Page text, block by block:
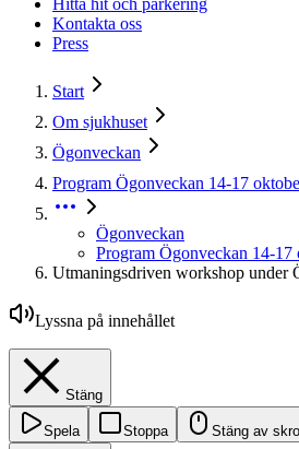
Hitta hit och parkering
Kontakta oss
Press
Start
Om sjukhuset
Ögonveckan
Program Ögonveckan 14-17
Ögonveckan
Program Ögonveckan 14-17
Utmaningsdriven workshop under
Lyssna på innehållet
Stäng
Spela Stoppa Stäng av